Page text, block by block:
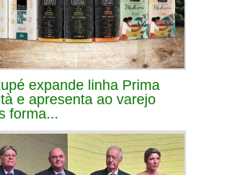
expande linha Prima
e apresenta ao varejo
forma...